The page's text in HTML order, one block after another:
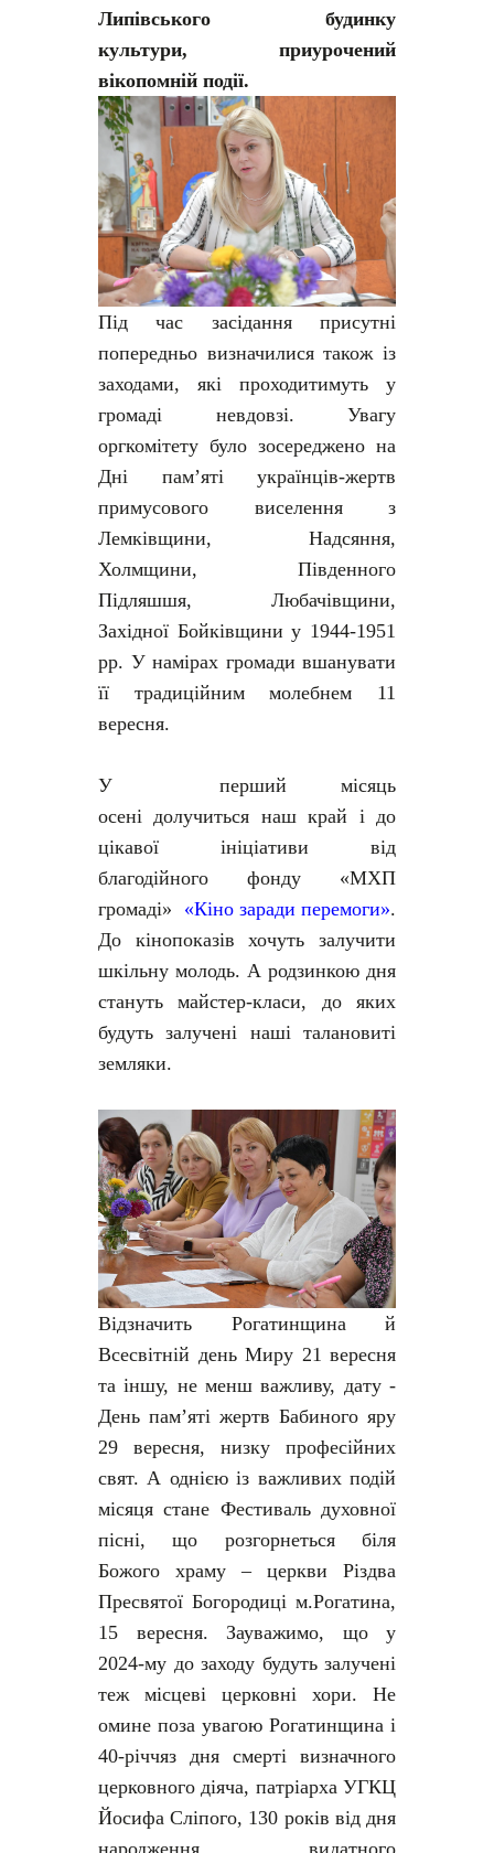
Липівського будинку
культури, приурочений
вікопомній події.
Під час засідання присутні
попередньо визначилися також із
заходами, які проходитимуть у
громаді невдовзі. Увагу
оргкомітету було зосереджено на
Дні пам’яті українців-жертв
примусового виселення з
Лемківщини, Надсяння,
Холмщини, Південного
Підляшшя, Любачівщини,
Західної Бойківщини у 1944-1951
рр. У намірах громади вшанувати
її традиційним молебнем 11
вересня.
У
перший місяць
осені долучиться наш край і до
цікавої ініціативи від
благодійного фонду «МХП
громаді» «Кіно заради перемоги».
До кінопоказів хочуть залучити
шкільну молодь. А родзинкою дня
стануть майстер-класи, до яких
будуть залучені наші талановиті
земляки.
Відзначить Рогатинщина й
Всесвітній день Миру 21 вересня
та іншу, не менш важливу, дату -
День пам’яті жертв Бабиного яру
29 вересня, низку професійних
свят. А однією із важливих подій
місяця стане Фестиваль духовної
пісні, що розгорнеться біля
Божого храму – церкви Різдва
Пресвятої Богородиці м.Рогатина,
15 вересня. Зауважимо, що у
2024-му до заходу будуть залучені
теж місцеві церковні хори. Не
омине поза увагою Рогатинщина і
40-річчяз дня смерті визначного
церковного діяча, патріарха УГКЦ
Йосифа Сліпого, 130 років від дня